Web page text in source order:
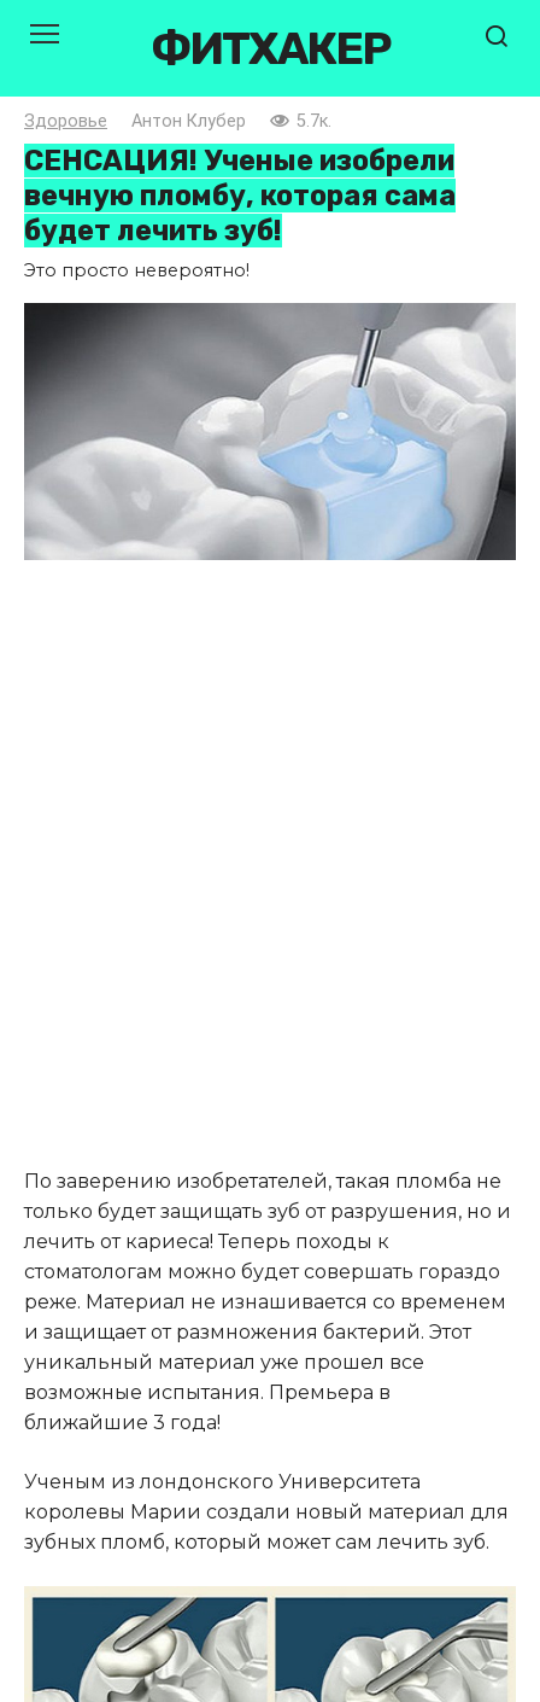
ФИТХАКЕР
Здоровье Антон Клубер 5.7к.
СЕНСАЦИЯ! Ученые изобрели
вечную пломбу, которая сама
будет лечить зуб!
Это просто невероятно!
По заверению изобретателей, такая пломба не
только будет защищать зуб от разрушения, но и
лечить от кариеса! Теперь походы к
стоматологам можно будет совершать гораздо
реже. Материал не изнашивается со временем
и защищает от размножения бактерий. Этот
уникальный материал уже прошел все
возможные испытания. Премьера в
ближайшие 3 года!
Ученым из лондонского Университета
королевы Марии создали новый материал для
зубных пломб, который может сам лечить зуб.